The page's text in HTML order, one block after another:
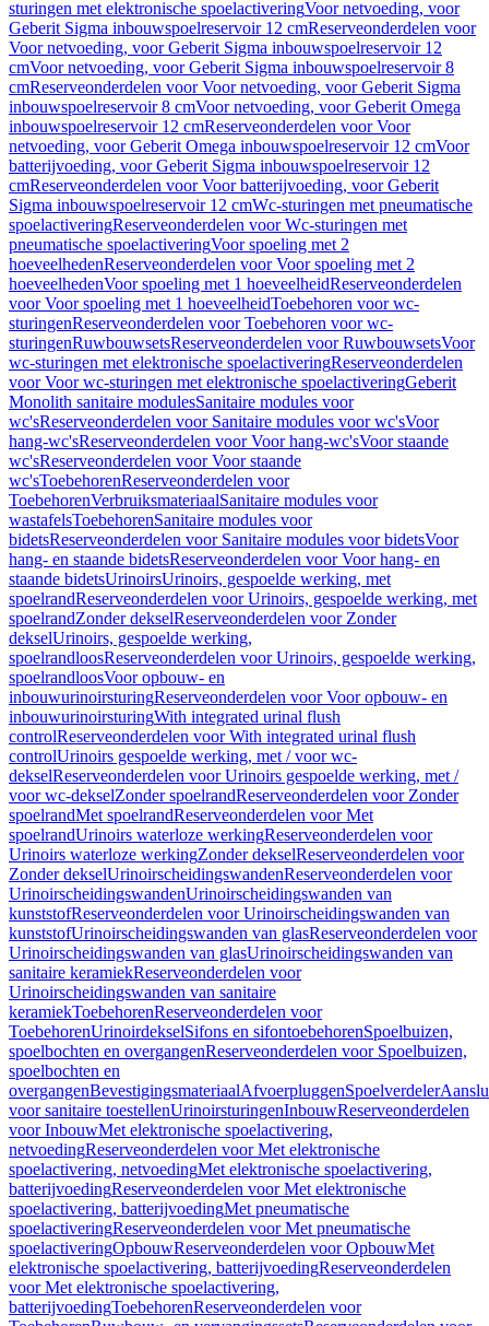
sturingen met elektronische spoelactiveringVoor netvoeding, voor
Geberit Sigma inbouwspoelreservoir 12 cmReserveonderdelen voor
Voor netvoeding, voor Geberit Sigma inbouwspoelreservoir 12
cmVoor netvoeding, voor Geberit Sigma inbouwspoelreservoir 8
cmReserveonderdelen voor Voor netvoeding, voor Geberit Sigma
inbouwspoelreservoir 8 cmVoor netvoeding, voor Geberit Omega
inbouwspoelreservoir 12 cmReserveonderdelen voor Voor
netvoeding, voor Geberit Omega inbouwspoelreservoir 12 cmVoor
batterijvoeding, voor Geberit Sigma inbouwspoelreservoir 12
cmReserveonderdelen voor Voor batterijvoeding, voor Geberit
Sigma inbouwspoelreservoir 12 cmWc-sturingen met pneumatische
spoelactiveringReserveonderdelen voor Wc-sturingen met
pneumatische spoelactiveringVoor spoeling met 2
hoeveelhedenReserveonderdelen voor Voor spoeling met 2
hoeveelhedenVoor spoeling met 1 hoeveelheidReserveonderdelen
voor Voor spoeling met 1 hoeveelheidToebehoren voor wc-
sturingenReserveonderdelen voor Toebehoren voor wc-
sturingenRuwbouwsetsReserveonderdelen voor RuwbouwsetsVoor
wc-sturingen met elektronische spoelactiveringReserveonderdelen
voor Voor wc-sturingen met elektronische spoelactiveringGeberit
Monolith sanitaire modulesSanitaire modules voor
wc'sReserveonderdelen voor Sanitaire modules voor wc'sVoor
hang-wc'sReserveonderdelen voor Voor hang-wc'sVoor staande
wc'sReserveonderdelen voor Voor staande
wc'sToebehorenReserveonderdelen voor
ToebehorenVerbruiksmateriaalSanitaire modules voor
wastafelsToebehorenSanitaire modules voor
bidetsReserveonderdelen voor Sanitaire modules voor bidetsVoor
hang- en staande bidetsReserveonderdelen voor Voor hang- en
staande bidetsUrinoirsUrinoirs, gespoelde werking, met
spoelrandReserveonderdelen voor Urinoirs, gespoelde werking, met
spoelrandZonder dekselReserveonderdelen voor Zonder
dekselUrinoirs, gespoelde werking,
spoelrandloosReserveonderdelen voor Urinoirs, gespoelde werking,
spoelrandloosVoor opbouw- en
inbouwurinoirsturingReserveonderdelen voor Voor opbouw- en
inbouwurinoirsturingWith integrated urinal flush
controlReserveonderdelen voor With integrated urinal flush
controlUrinoirs gespoelde werking, met / voor wc-
dekselReserveonderdelen voor Urinoirs gespoelde werking, met /
voor wc-dekselZonder spoelrandReserveonderdelen voor Zonder
spoelrandMet spoelrandReserveonderdelen voor Met
spoelrandUrinoirs waterloze werkingReserveonderdelen voor
Urinoirs waterloze werkingZonder dekselReserveonderdelen voor
Zonder dekselUrinoirscheidingswandenReserveonderdelen voor
UrinoirscheidingswandenUrinoirscheidingswanden van
kunststofReserveonderdelen voor Urinoirscheidingswanden van
kunststofUrinoirscheidingswanden van glasReserveonderdelen voor
Urinoirscheidingswanden van glasUrinoirscheidingswanden van
sanitaire keramiekReserveonderdelen voor
Urinoirscheidingswanden van sanitaire
keramiekToebehorenReserveonderdelen voor
ToebehorenUrinoirdekselSifons en sifontoebehorenSpoelbuizen,
spoelbochten en overgangenReserveonderdelen voor Spoelbuizen,
spoelbochten en
overgangenBevestigingsmateriaalAfvoerpluggenSpoelverdeler
voor sanitaire toestellenUrinoirsturingenInbouwReserveonderdelen
voor InbouwMet elektronische spoelactivering,
netvoedingReserveonderdelen voor Met elektronische
spoelactivering, netvoedingMet elektronische spoelactivering,
batterijvoedingReserveonderdelen voor Met elektronische
spoelactivering, batterijvoedingMet pneumatische
spoelactiveringReserveonderdelen voor Met pneumatische
spoelactiveringOpbouwReserveonderdelen voor OpbouwMet
elektronische spoelactivering, batterijvoedingReserveonderdelen
voor Met elektronische spoelactivering,
batterijvoedingToebehorenReserveonderdelen voor